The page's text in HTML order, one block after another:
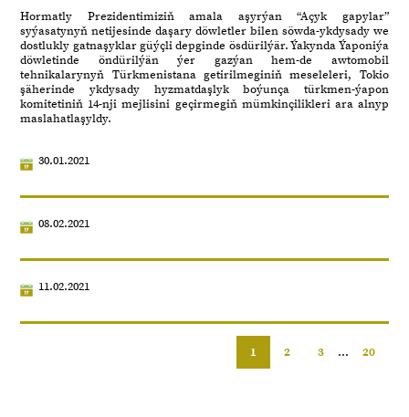
Hormatly Prezidentimiziň amala aşyrýan “Açyk gapylar”
syýasatynyň netijesinde daşary döwletler bilen söwda-ykdysady we
dostlukly gatnaşyklar güýçli depginde ösdürilýär. Ýakynda Ýaponiýa
döwletinde öndürilýän ýer gazýan hem-de awtomobil
tehnikalarynyň Türkmenistana getirilmeginiň meseleleri, Tokio
şäherinde ykdysady hyzmatdaşlyk boýunça türkmen-ýapon
komitetiniň 14-nji mejlisini geçirmegiň mümkinçilikleri ara alnyp
maslahatlaşyldy.
30.01.2021
08.02.2021
11.02.2021
1 2 3 ... 20